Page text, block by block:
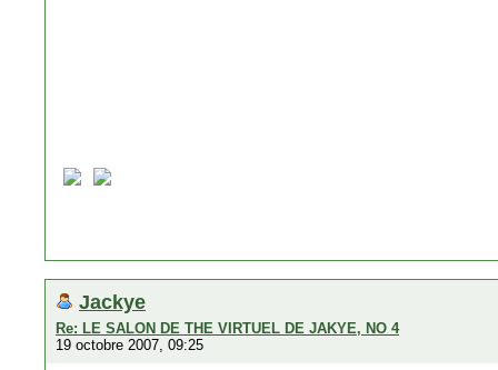
Jackye
Re: LE SALON DE THE VIRTUEL DE JAKYE, NO 4
19 octobre 2007, 09:25